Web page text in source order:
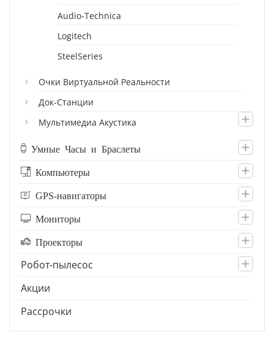
Audio-Technica
Logitech
SteelSeries
Очки Виртуальной Реальности
Док-Станции
Мультимедиа Акустика
Умные Часы и Браслеты
Компьютеры
GPS-навигаторы
Мониторы
Проекторы
Робот-пылесос
Акции
Рассрочки